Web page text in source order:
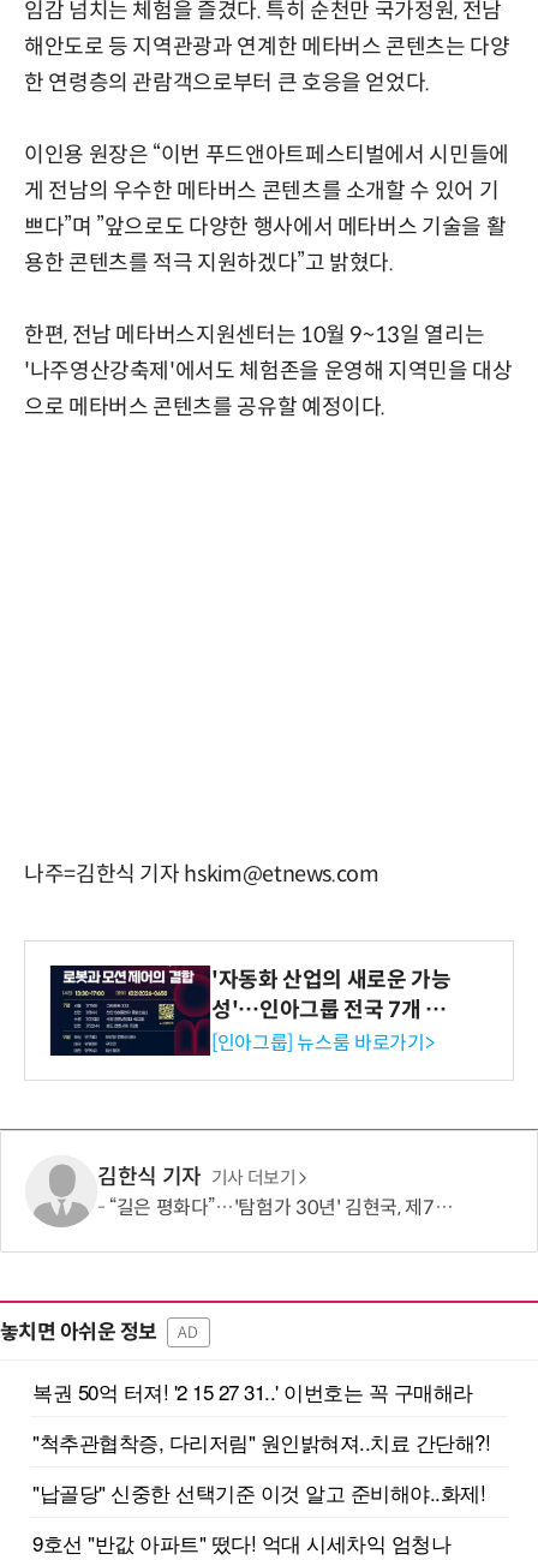
임감 넘치는 체험을 즐겼다. 특히 순천만 국가정원, 전남
해안도로 등 지역관광과 연계한 메타버스 콘텐츠는 다양
한 연령층의 관람객으로부터 큰 호응을 얻었다.
이인용 원장은 “이번 푸드앤아트페스티벌에서 시민들에
게 전남의 우수한 메타버스 콘텐츠를 소개할 수 있어 기
쁘다”며 ”앞으로도 다양한 행사에서 메타버스 기술을 활
용한 콘텐츠를 적극 지원하겠다”고 밝혔다.
한편, 전남 메타버스지원센터는 10월 9~13일 열리는
'나주영산강축제'에서도 체험존을 운영해 지역민을 대상
으로 메타버스 콘텐츠를 공유할 예정이다.
나주=김한식 기자 hskim@etnews.com
'자동화 산업의 새로운 가능
성'…인아그룹 전국 7개 도
시 세미나 페어 개최
[인아그룹] 뉴스룸 바로가기>
김한식 기자 기사 더보기
“길은 평화다”…'탐험가 30년' 김현국, 제7차 유라시아 대륙횡단 나선다
놓치면 아쉬운 정보 AD